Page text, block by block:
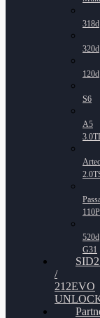
318d
320d
120d
S6
A5
520d
G31
/
212EVO